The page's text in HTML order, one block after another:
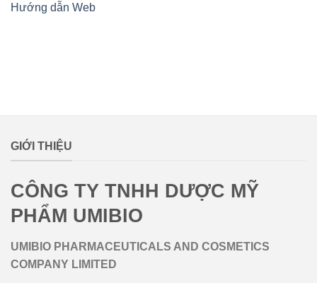
Hướng dẫn Web
GIỚI THIỆU
CÔNG TY TNHH DƯỢC MỸ
PHẨM UMIBIO
UMIBIO PHARMACEUTICALS AND COSMETICS
COMPANY LIMITED